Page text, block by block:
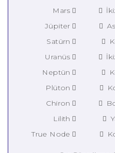
Mars
Jüpiter
Satürn
Uranüs
Neptün
Plüton
Chiron
Lilith
True Node